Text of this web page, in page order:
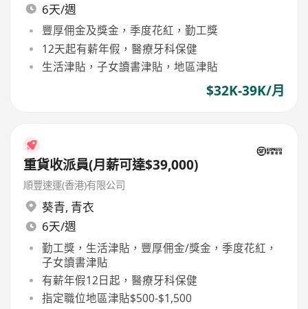
6天/週
豐厚佣金及獎金，季度花紅，勤工獎
12天起有薪年假，醫療牙科保健
生活津貼，子女讀書津貼，地區津貼
$32K-39K/月
重貨收派員(月薪可達$39,000)
順豐速運(香港)有限公司
葵青, 青衣
6天/週
勤工獎，生活津貼，豐厚佣金/獎金，季度花紅，
子女讀書津貼
有薪年假12日起，醫療牙科保健
指定職位地區津貼$500-$1,500